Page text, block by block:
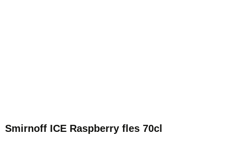
Smirnoff ICE Raspberry fles 70cl